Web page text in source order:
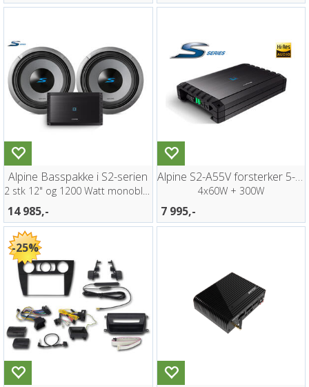
Alpine Basspakke i S2-serien
14 985,-
Alpine S2-A55V forsterker 5-kanaler
4x60W + 300W
7 995,-
25%